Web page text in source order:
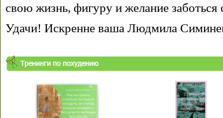
свою жизнь, фигуру и желание заботься
Удачи! Искренне ваша Людмила
Тренинги по похудению